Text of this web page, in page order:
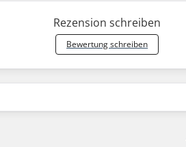
Rezension schreiben
Bewertung schreiben